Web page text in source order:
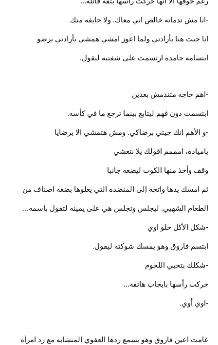
-انا مش ندمانه خالص اني معاك. ولا خايفه منك
انا جيت هنا بأرادتي ولما اعوز امشي همشي بأرادتي برضو
ابتسامه جامده ارتسمت على شفتيه ليقول.
-اهم حاجه متندمش بعدين
ابتسمت دون فهم ليتابع بينما ترجع ما في كأسه.
-و الأهم انك جيتي برضاكي. ومش هتمشي الا برضايا
يامياده، امممم اقولك يلا نتعشي
وقف وأخذ منها الكوب ليضعه جانبا
ثم امسك يدها واتجه إلى المنضده التي يعلوها بضعة اصناف من
الطعام الشهيي. ليجلس وتجلس هي على يمينه لتقول باسمه...
-شكل الأكل حلو اوي
ابتسم فاروق وهو يمسك شوكته ليقول.
-شكلك بتحبي اللحوم
حركت رأسها بايجاب هاتفه...
-اوي أوي.
غامت اعين فاروق وهو يسمع ردها العفوي المتشابه مع رد امرأه